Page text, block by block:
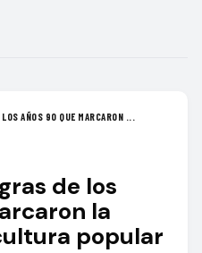
AÑOS 90 QUE MARCARON ...
de los
la
popular